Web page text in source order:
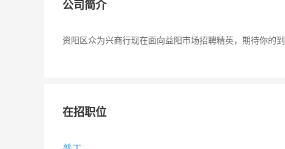
公司简介
资阳区众为兴商行现在面向益阳市场招聘精英，期待你的
在招职位